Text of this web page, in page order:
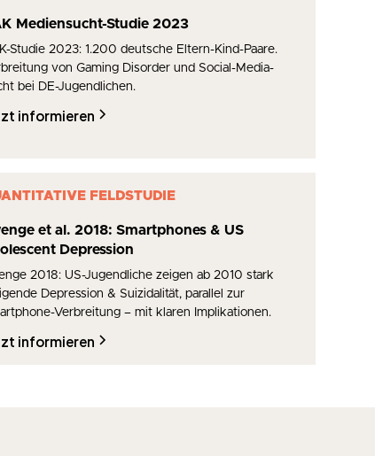
Mediensucht-Studie 2023
Studie 2023: 1.200 deutsche Eltern-Kind-Paare.
von Gaming Disorder und Social-Media-
bei DE-Jugendlichen.
informieren
FELDSTUDIE
et al. 2018: Smartphones & US
Depression
2018: US-Jugendliche zeigen ab 2010 stark
Depression & Suizidalität, parallel zur
Verbreitung – mit klaren Implikationen.
informieren